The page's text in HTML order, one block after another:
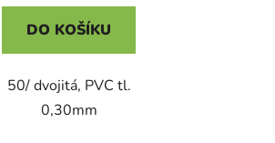
DO KOŠÍKU
50/ dvojitá, PVC tl.
0,30mm